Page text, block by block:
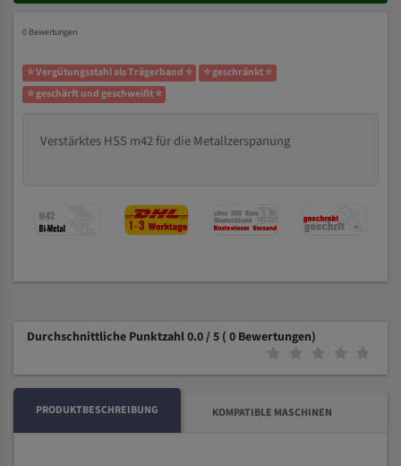
0 Bewertungen
⭐ Vergütungsstahl als Trägerband ⭐
⭐ geschränkt ⭐
⭐ geschärft und geschweißt ⭐
Verstärktes HSS m42 für die Metallzerspanung
Durchschnittliche Punktzahl 0.0 / 5 ( 0 Bewertungen)
PRODUKTBESCHREIBUNG KOMPATIBLE MASCHINEN